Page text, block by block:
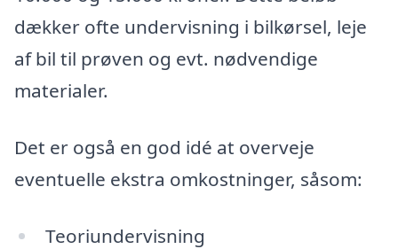
dækker ofte undervisning i bilkørsel, leje
af bil til prøven og evt. nødvendige
materialer.
Det er også en god idé at overveje
eventuelle ekstra omkostninger, såsom:
Teoriundervisning